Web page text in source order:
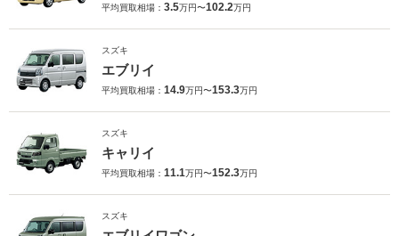
平均買取相場： 3.5万円〜102.2万円
スズキ
エブリイ
平均買取相場： 14.9万円〜153.3万円
スズキ
キャリイ
平均買取相場： 11.1万円〜152.3万円
スズキ